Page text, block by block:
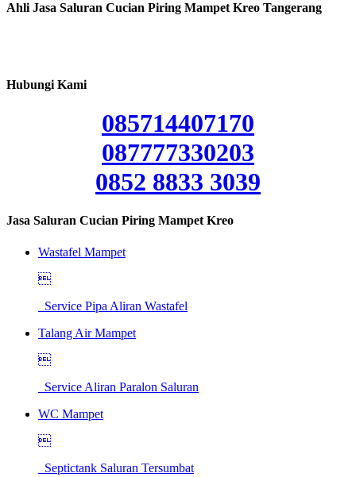
Ahli Jasa Saluran Cucian Piring Mampet Kreo Tangerang
Hubungi Kami
085714407170
087777330203
0852 8833 3039
Jasa Saluran Cucian Piring Mampet Kreo
Wastafel Mampet

Service Pipa Aliran Wastafel
Talang Air Mampet

Service Aliran Paralon Saluran
WC Mampet

Septictank Saluran Tersumbat